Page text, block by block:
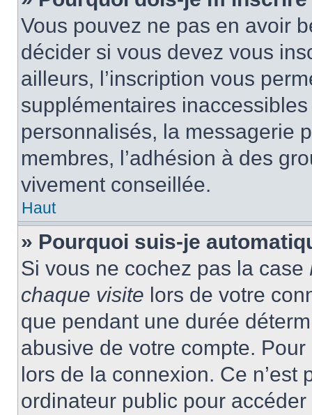
Vous pouvez ne pas en avoir
décider si vous devez vous
ailleurs, l’inscription vous
supplémentaires
personnalisés, la messagerie
membres, l’adhésion à des
vivement conseillée.
Haut
» Pourquoi suis-je
Si vous ne cochez pas la case
chaque visite lors de votre
que pendant une durée
abusive de votre compte.
lors de la connexion. Ce
ordinateur public pour